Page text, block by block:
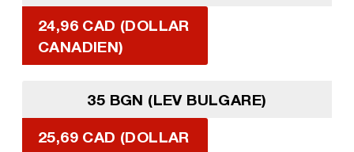
24,96 CAD (DOLLAR
CANADIEN)
35 BGN (LEV BULGARE)
25,69 CAD (DOLLAR